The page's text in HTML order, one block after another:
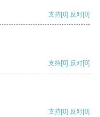
支持[0] 反对[0]
支持[0] 反对[0]
支持[0] 反对[0]